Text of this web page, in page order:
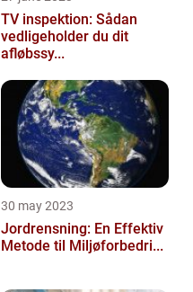
TV inspektion: Sådan
vedligeholder du dit
afløbssy...
30 may 2023
Jordrensning: En Effektiv
Metode til Miljøforbedri...